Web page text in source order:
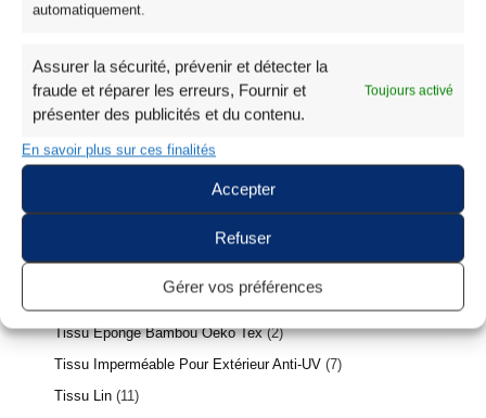
automatiquement.
Assurer la sécurité, prévenir et détecter la
fraude et réparer les erreurs, Fournir et
présenter des publicités et du contenu.
Toujours activé
En savoir plus sur ces finalités
Accepter
Refuser
Gérer vos préférences
Tissu Coton Uni Oeko-Tex
Coton Biologique Imprimé
Tissu Madras Guadeloupe Antillais Martinique
Tissu Vichy Coton 15
Tissu Licence Disney et Marvel
Poppy Fabrics 1
Tissus Festifs et Coton Noël
Tissu Éponge Bambou Oeko Tex 2
Tissu Imperméable Pour Extérieur Anti-UV 7
Tissu Lin 11